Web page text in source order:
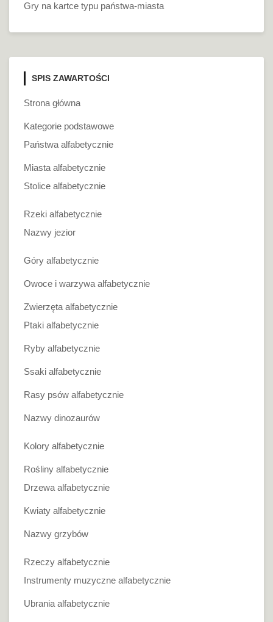
Gry na kartce typu państwa-miasta
SPIS ZAWARTOŚCI
Strona główna
Kategorie podstawowe
Państwa alfabetycznie
Miasta alfabetycznie
Stolice alfabetycznie
Rzeki alfabetycznie
Nazwy jezior
Góry alfabetycznie
Owoce i warzywa alfabetycznie
Zwierzęta alfabetycznie
Ptaki alfabetycznie
Ryby alfabetycznie
Ssaki alfabetycznie
Rasy psów alfabetycznie
Nazwy dinozaurów
Kolory alfabetycznie
Rośliny alfabetycznie
Drzewa alfabetycznie
Kwiaty alfabetycznie
Nazwy grzybów
Rzeczy alfabetycznie
Instrumenty muzyczne alfabetycznie
Ubrania alfabetycznie